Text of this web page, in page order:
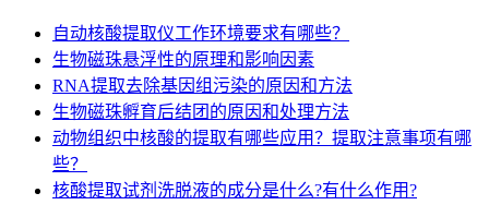
自动核酸提取仪工作环境要求有哪些？
生物磁珠悬浮性的原理和影响因素
RNA提取去除基因组污染的原因和方法
生物磁珠孵育后结团的原因和处理方法
动物组织中核酸的提取有哪些应用？提取注意事项有哪
些？
核酸提取试剂洗脱液的成分是什么?有什么作用?